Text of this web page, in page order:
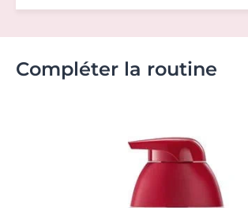
Compléter la routine